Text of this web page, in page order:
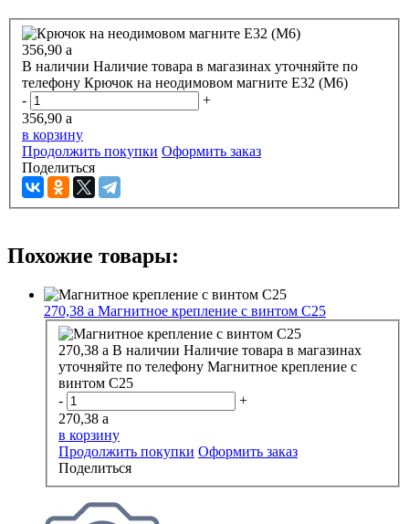
356,90 a
В наличии Наличие товара в магазинах уточняйте по
телефону Крючок на неодимовом магните E32 (M6)
-
+
356,90 a
в корзину
Продолжить покупки Оформить заказ
Поделиться
Похожие товары:
270,38 a Магнитное крепление с винтом С25
270,38 a В наличии Наличие товара в магазинах
уточняйте по телефону Магнитное крепление с
винтом С25
-
+
270,38 a
в корзину
Продолжить покупки Оформить заказ
Поделиться